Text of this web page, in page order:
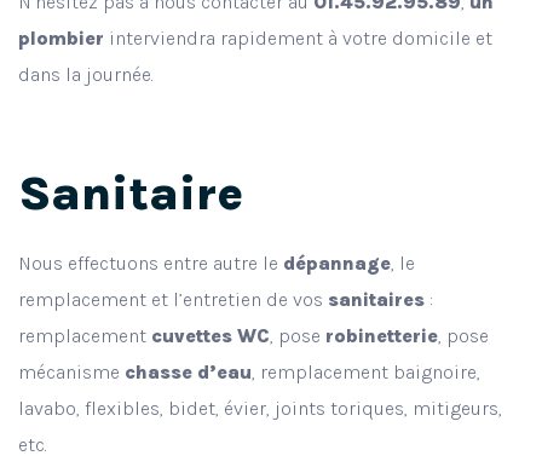
plombier interviendra rapidement à votre domicile et
dans la journée.
Sanitaire
Nous effectuons entre autre le dépannage, le
remplacement et l’entretien de vos sanitaires :
remplacement cuvettes WC, pose robinetterie, pose
mécanisme chasse d’eau, remplacement baignoire,
lavabo, flexibles, bidet, évier, joints toriques, mitigeurs,
etc.